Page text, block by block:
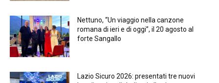
Nettuno, “Un viaggio nella canzone
romana di ieri e di oggi”, il 20 agosto al
forte Sangallo
Lazio Sicuro 2026: presentati tre nuovi